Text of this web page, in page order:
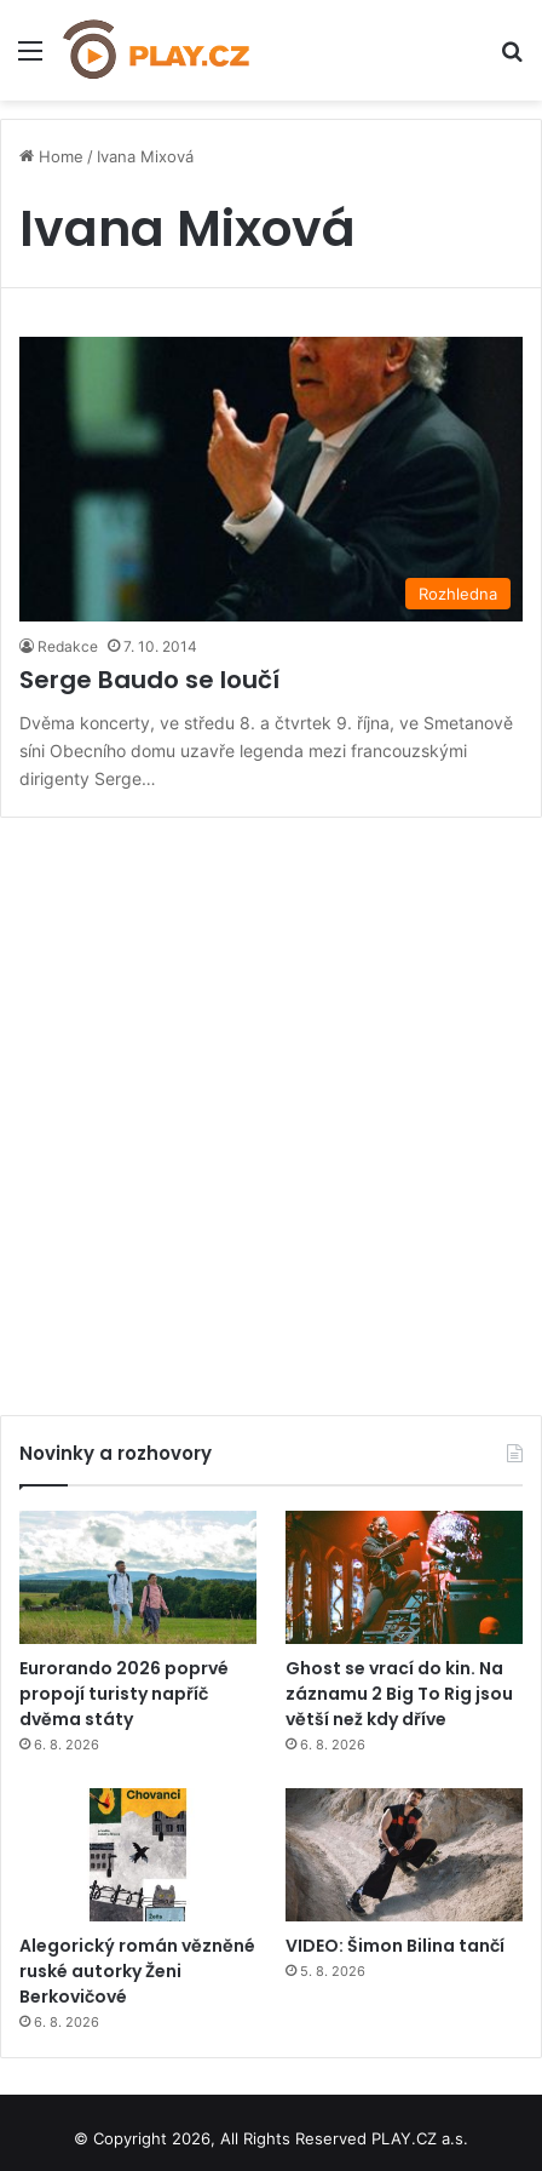
Menu
Home / Ivana Mixová
Ivana Mixová
Rozhledna
Redakce 7. 10. 2014
Serge Baudo se loučí
Dvěma koncerty, ve středu 8. a čtvrtek 9. října, ve Smetanově
síni Obecního domu uzavře legenda mezi francouzskými
dirigenty Serge…
Novinky a rozhovory
Eurorando 2026 poprvé
propojí turisty napříč
dvěma státy
6. 8. 2026
Ghost se vrací do kin. Na
záznamu 2 Big To Rig jsou
větší než kdy dříve
6. 8. 2026
Alegorický román vězněné
ruské autorky Ženi
Berkovičové
6. 8. 2026
VIDEO: Šimon Bilina tančí
5. 8. 2026
© Copyright 2026, All Rights Reserved PLAY.CZ a.s.